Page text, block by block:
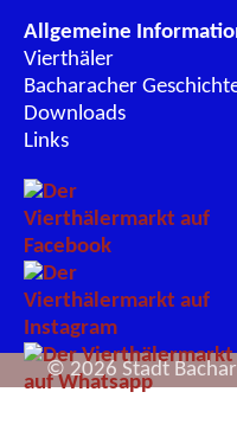
Allgemeine
Vierthäler
Bacharacher
Downloads
Links
© 2026 Stadt